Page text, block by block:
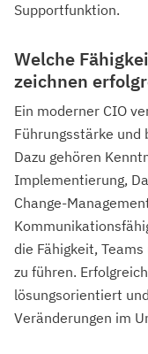
Supportfunktion.
Welche
zeichnen
Ein moderner CIO
Führungsstärke
Dazu gehören
Implementierung,
Change-
die Fähigkeit,
zu führen.
lösungsorientiert
Veränderungen im